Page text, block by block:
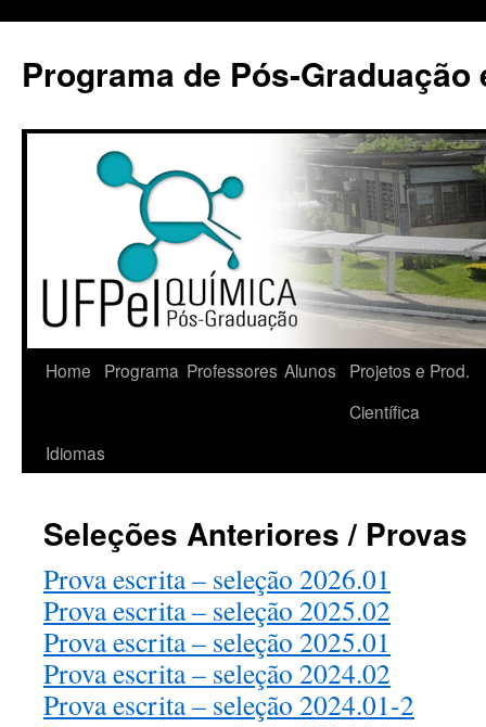
conteúdo
Programa de Pós-Graduação
Home Programa Professores Alunos
Projetos e Prod.
Científica
Idiomas
Seleções Anteriores / Provas
Prova escrita – seleção 2026.01
Prova escrita – seleção 2025.02
Prova escrita – seleção 2025.01
Prova escrita – seleção 2024.02
Prova escrita – seleção 2024.01-2